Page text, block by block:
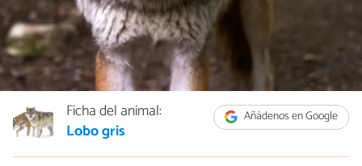
Añádenos en Google
Ficha del animal:
Lobo gris